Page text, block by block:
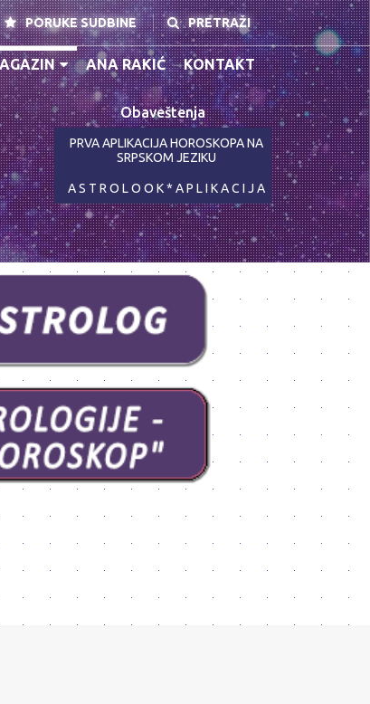
PORUKE SUDBINE PRETRAŽI
ANA RAKIĆ KONTAKT
Obaveštenja
PRVA APLIKACIJA HOROSKOPA NA
SRPSKOM JEZIKU
A S T R O L O O K * A P L I K A C I J A